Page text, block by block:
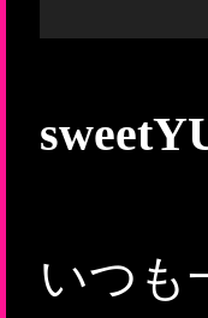
いつも